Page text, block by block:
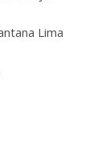
Lima